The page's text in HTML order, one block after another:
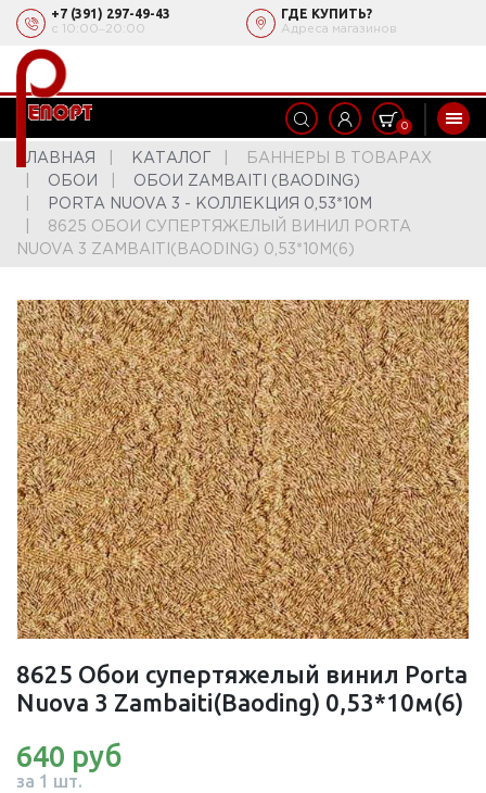
+7 (391) 297-49-43
с 10:00‒20:00
ГДЕ КУПИТЬ?
Адреса магазинов
0
ГЛАВНАЯ КАТАЛОГ
БАННЕРЫ В ТОВАРАХ
ОБОИ
ОБОИ ZAMBAITI (BAODING)
PORTA NUOVA 3 - КОЛЛЕКЦИЯ 0,53*10М
8625 ОБОИ СУПЕРТЯЖЕЛЫЙ ВИНИЛ PORTA
NUOVA 3 ZAMBAITI(BAODING) 0,53*10М(6)
8625 Обои супертяжелый винил Porta
Nuova 3 Zambaiti(Baoding) 0,53*10м(6)
640 руб
за 1 шт.